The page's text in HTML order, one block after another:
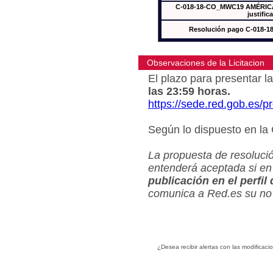
C-018-18-CO_MWC19
Resolución pago C-018-
Observaciones de la Licitacion
El plazo para presentar
las 23:59 horas.
https://sede.red.gob.es/
Según lo dispuesto en
La propuesta de
entenderá aceptada si
publicación en el perfil
comunica a Red.es su
¿Desea recibir alertas con las